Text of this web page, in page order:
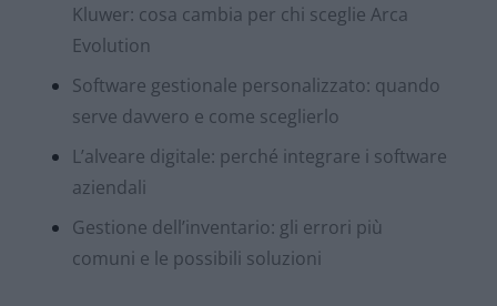
Kluwer: cosa cambia per chi sceglie Arca
Evolution
Software gestionale personalizzato: quando
serve davvero e come sceglierlo
L’alveare digitale: perché integrare i software
aziendali
Gestione dell’inventario: gli errori più
comuni e le possibili soluzioni